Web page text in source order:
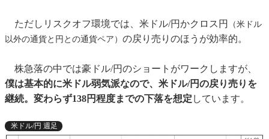
ただしリスクオフ環境では、米ドル/円かクロス円
（米ドル
以外の通貨と円との通貨ペア） の戻り売りのほうが効率的。
株急落の中では豪ドル/円のショートがワークしますが、
僕は基本的に米ドル弱気派なので、米ドル/円の戻り売りを
継続。変わらず138円程度までの下落を想定 しています。
米ドル/円 週足